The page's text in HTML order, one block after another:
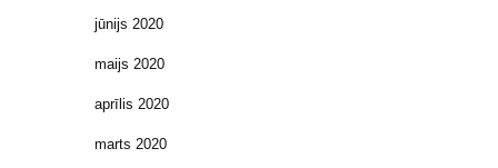
jūnijs 2020
maijs 2020
aprīlis 2020
marts 2020